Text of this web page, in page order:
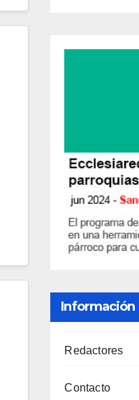
Información
Redactores
Contacto